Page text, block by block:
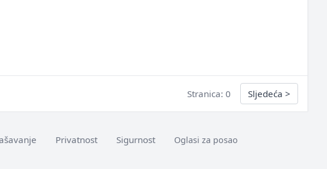
Stranica: 0 Sljedeća >
Privatnost Sigurnost Oglasi za posao